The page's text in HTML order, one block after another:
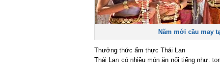
Năm mới cầu may
Thưởng thức ẩm thực Thái Lan
Thái Lan có nhiều món ăn nổi tiếng như: